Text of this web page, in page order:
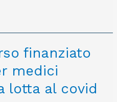
finanziato
medici
lotta al covid